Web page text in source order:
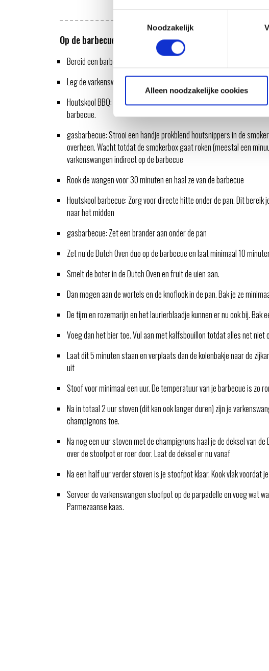
Noodzakelijk
Alleen noodzakelijke cookies
Op de barbecue
Bereid een barbecue voor op 180/200 graden indirect
Leg de varkenswangen indirect op de barbecue en bestrooi met je
Houtskool BBQ: Strooi de porkblend houtsnippers tussen de hete
barbecue.
gasbarbecue: Strooi een handje prokblend houtsnippers in de
overheen. Wacht totdat de smokerbox gaat roken (meestal een
varkenswangen indirect op de barbecue
Rook de wangen voor 30 minuten en haal ze van de barbecue
Houtskool barbecue: Zorg voor directe hitte onder de pan. Dit bereik
naar het midden
gasbarbecue: Zet een brander aan onder de pan
Zet nu de Dutch Oven duo op de barbecue en laat minimaal 10
Smelt de boter in de Dutch Oven en fruit de uien aan.
Dan mogen aan de wortels en de knoflook in de pan. Bak je ze
De tijm en rozemarijn en het laurierblaadje kunnen er nu ook bij. Bak
Voeg dan het bier toe. Vul aan met kalfsbouillon totdat alles net niet
Laat dit 5 minuten staan en verplaats dan de kolenbakje naar de
uit
Stoof voor minimaal een uur. De temperatuur van je barbecue is zo
Na in totaal 2 uur stoven (dit kan ook langer duren) zijn je
champignons toe.
Na nog een uur stoven met de champignons haal je de deksel van
over de stoofpot er roer door. Laat de deksel er nu vanaf
Na een half uur verder stoven is je stoofpot klaar. Kook vlak voordat
Serveer de varkenswangen stoofpot op de parpadelle en voeg wat
Parmezaanse kaas.